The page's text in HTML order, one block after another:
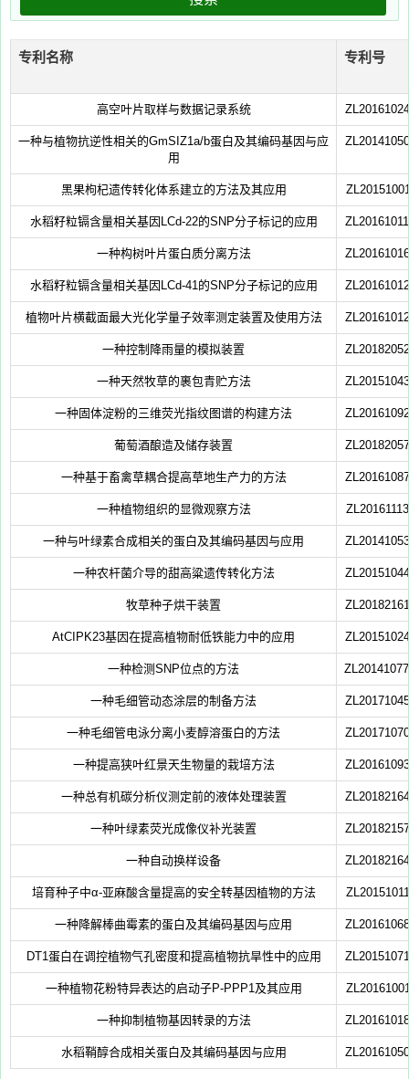
专利名称 专利号
高空叶片取样与数据记录系统
一种与植物抗逆性相关的GmSIZ1a/b蛋白及其编码基因与应
用
黑果枸杞遗传转化体系建立的方法及其应用
水稻籽粒镉含量相关基因LCd-22的SNP分子标记的应用
一种构树叶片蛋白质分离方法
水稻籽粒镉含量相关基因LCd-41的SNP分子标记的应用
植物叶片横截面最大光化学量子效率测定装置及使用方法
一种控制降雨量的模拟装置
一种天然牧草的裹包青贮方法
一种固体淀粉的三维荧光指纹图谱的构建方法
葡萄酒酿造及储存装置
一种基于畜禽草耦合提高草地生产力的方法
一种植物组织的显微观察方法
一种与叶绿素合成相关的蛋白及其编码基因与应用
一种农杆菌介导的甜高粱遗传转化方法
牧草种子烘干装置
AtCIPK23基因在提高植物耐低铁能力中的应用
一种检测SNP位点的方法
一种毛细管动态涂层的制备方法
一种毛细管电泳分离小麦醇溶蛋白的方法
一种提高狭叶红景天生物量的栽培方法
一种总有机碳分析仪测定前的液体处理装置
一种叶绿素荧光成像仪补光装置
一种自动换样设备
培育种子中α-亚麻酸含量提高的安全转基因植物的方法
一种降解棒曲霉素的蛋白及其编码基因与应用
DT1蛋白在调控植物气孔密度和提高植物抗旱性中的应用
一种植物花粉特异表达的启动子P-PPP1及其应用
一种抑制植物基因转录的方法
水稻鞘醇合成相关蛋白及其编码基因与应用